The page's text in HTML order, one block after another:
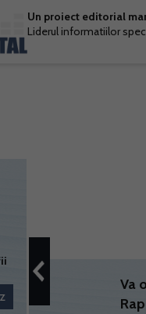
Un proiect editorial
Liderul informatiilor
Va